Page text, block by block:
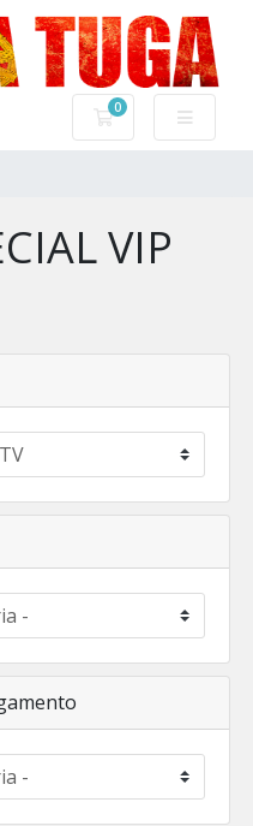
0
Carrinho de
VIP